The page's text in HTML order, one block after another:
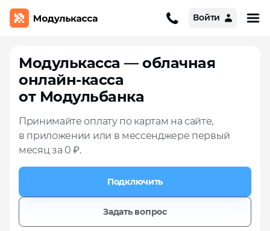
Войти
Модулькасса — облачная
онлайн‑касса
от Модульбанка
Принимайте оплату по картам на сайте,
в приложении или в мессенджере первый
месяц за 0 ₽.
Подключить
Задать вопрос